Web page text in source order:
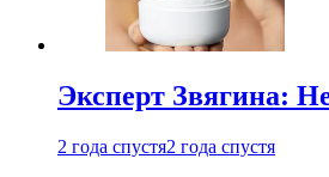
Эксперт Звягина:
2 года спустя2 года спустя